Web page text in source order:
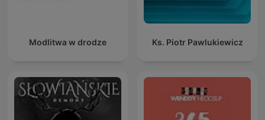
Modlitwa w drodze Ks. Piotr Pawlukiewicz